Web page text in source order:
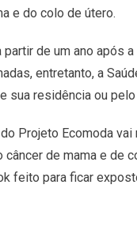
e do colo de útero.
de um ano após
entretanto, a
sua residência ou
Projeto Ecomoda
câncer de mama e
para ficar